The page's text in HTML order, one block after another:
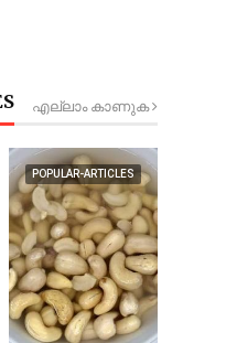
എല്ലാം കാണുക
POPULAR-ARTICLES